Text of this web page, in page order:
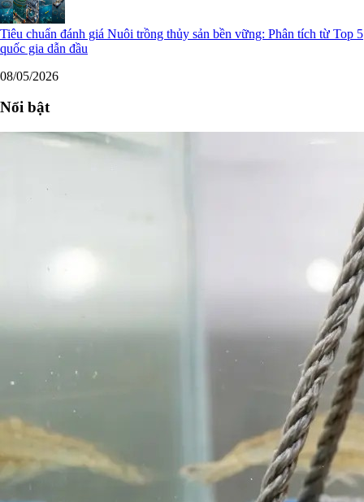
Tiêu chuẩn đánh giá Nuôi trồng thủy sản bền vững: Phân tích từ Top 5
quốc gia dẫn đầu
08/05/2026
Nổi bật